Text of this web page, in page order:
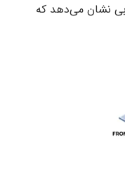
نشان می‌دهد که